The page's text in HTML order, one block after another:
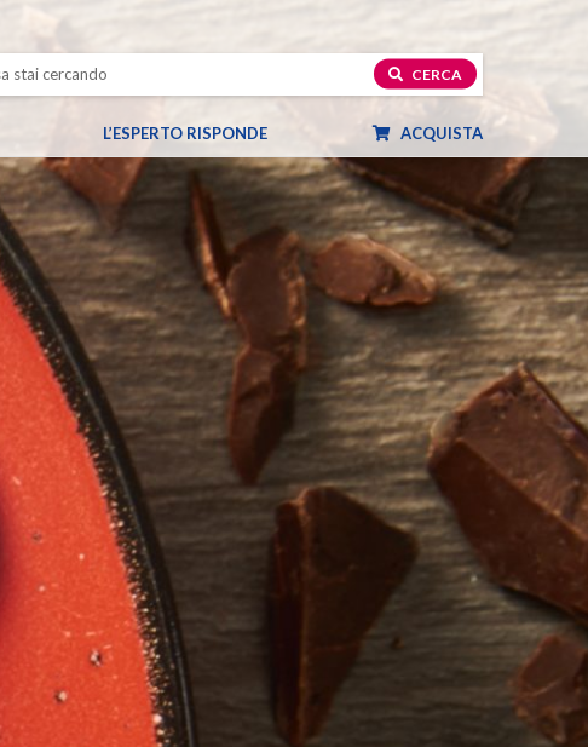
CERCA
L’ESPERTO RISPONDE ACQUISTA